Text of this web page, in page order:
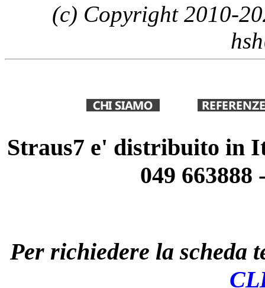
(c) Copyright 2010-
Straus7 e' distribuito in
049 663888
Per richiedere la scheda